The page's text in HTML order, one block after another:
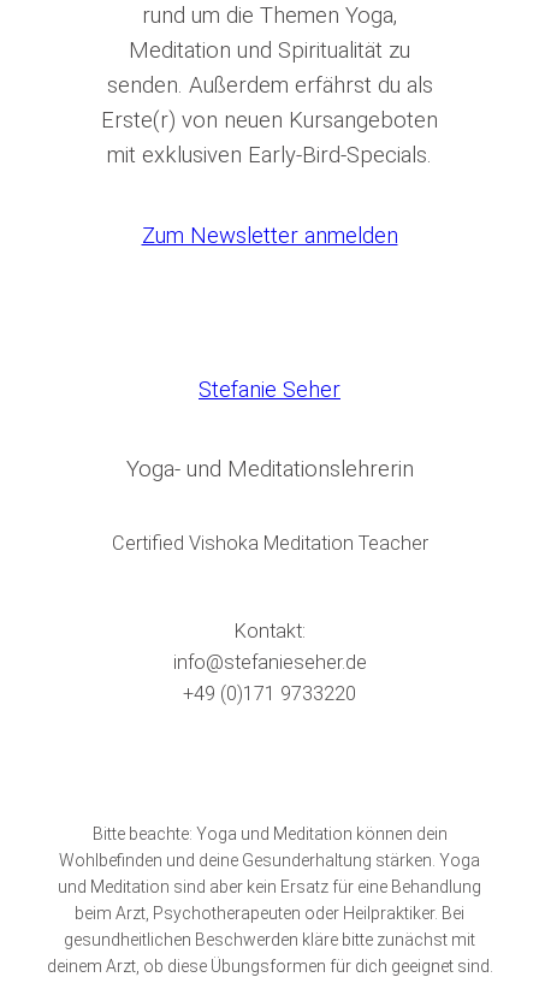
rund um die Themen Yoga,
Meditation und Spiritualität zu
senden. Außerdem erfährst du als
Erste(r) von neuen Kursangeboten
mit exklusiven Early-Bird-Specials.
Zum Newsletter anmelden
Stefanie Seher
Yoga- und Meditationslehrerin
Certified Vishoka Meditation Teacher
Kontakt:
info@stefanieseher.de
+49 (0)171 9733220
Bitte beachte: Yoga und Meditation können dein
Wohlbefinden und deine Gesunderhaltung stärken. Yoga
und Meditation sind aber kein Ersatz für eine Behandlung
beim Arzt, Psychotherapeuten oder Heilpraktiker. Bei
gesundheitlichen Beschwerden kläre bitte zunächst mit
deinem Arzt, ob diese Übungsformen für dich geeignet sind.